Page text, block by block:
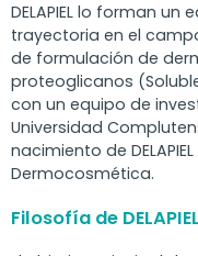
DELAPIEL lo forman
trayectoria en el
de formulación de
proteoglicanos
con un equipo de
Universidad
nacimiento de
Dermocosmética.
Filosofía de DELAPIEL